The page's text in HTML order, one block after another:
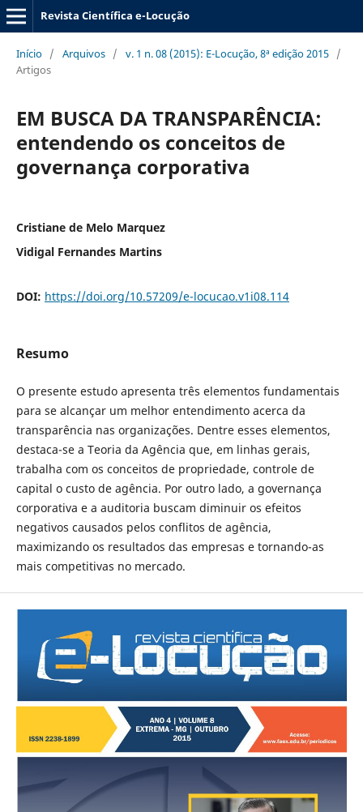
Revista Científica e-Locução
Início / Arquivos / v. 1 n. 08 (2015): E-Locução, 8ª edição 2015 /
Artigos
EM BUSCA DA TRANSPARÊNCIA:
entendendo os conceitos de
governança corporativa
Cristiane de Melo Marquez
Vidigal Fernandes Martins
DOI: https://doi.org/10.57209/e-locucao.v1i08.114
Resumo
O presente estudo apresenta três elementos fundamentais
para se alcançar um melhor entendimento acerca da
transparência nas organizações. Dentre esses elementos,
destaca-se a Teoria da Agência que, em linhas gerais,
trabalha com os conceitos de propriedade, controle de
capital o custo de agência. Por outro lado, a governança
corporativa e a auditoria buscam diminuir os efeitos
negativos causados pelos conflitos de agência,
maximizando os resultados das empresas e tornando-as
mais competitivas no mercado.